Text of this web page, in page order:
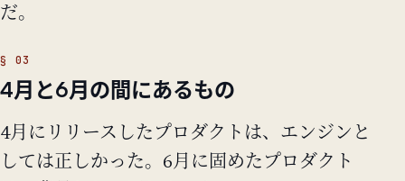
だ。
4月と6月の間にあるもの
4月にリリースしたプロダクトは、エンジンと
しては正しかった。6月に固めたプロダクト